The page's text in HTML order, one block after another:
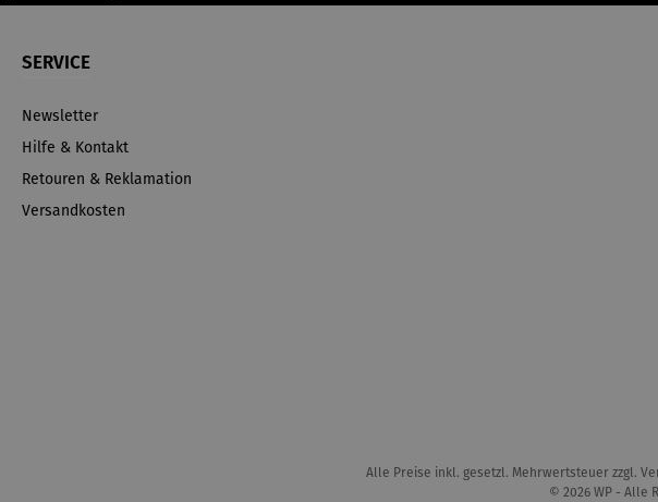
SERVICE
Newsletter
Hilfe & Kontakt
Retouren & Reklamation
Versandkosten
Alle Preise inkl. gesetzl. Mehrwertsteuer zzgl.
© 2026 WP - Alle